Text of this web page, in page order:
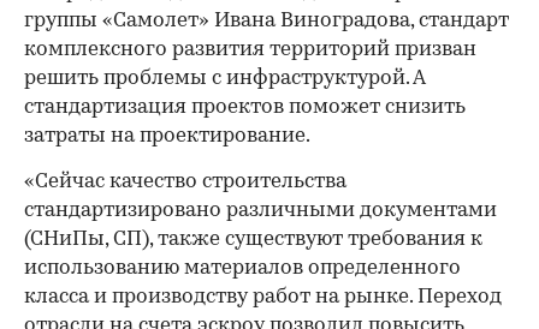
группы «Самолет» Ивана Виноградова, стандарт
комплексного развития территорий призван
решить проблемы с инфраструктурой. А
стандартизация проектов поможет снизить
затраты на проектирование.
«Сейчас качество строительства
стандартизировано различными документами
(СНиПы, СП), также существуют требования к
использованию материалов определенного
класса и производству работ на рынке. Переход